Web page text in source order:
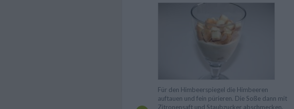
Für den Himbeerspiegel die Himbeeren
auftauen und fein pürieren. Die Soße dann mit
Zitronensaft und Staubzucker abschmecken.